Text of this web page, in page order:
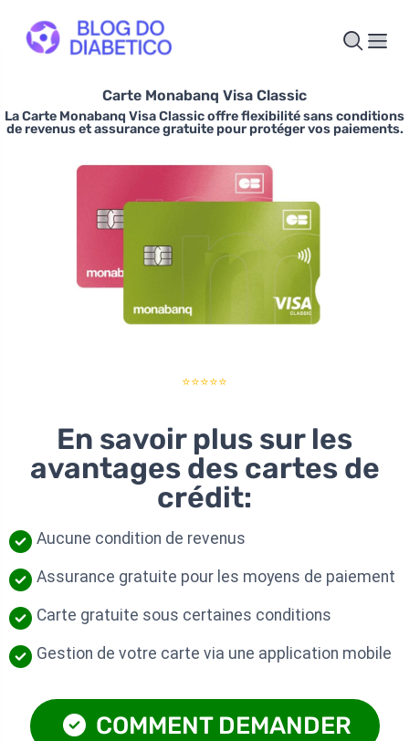
Carte Monabanq Visa Classic
La Carte Monabanq Visa Classic offre flexibilité sans conditions
de revenus et assurance gratuite pour protéger vos paiements.
⭐⭐⭐⭐⭐
En savoir plus sur les
avantages des cartes de
crédit:
Aucune condition de revenus
Assurance gratuite pour les moyens de paiement
Carte gratuite sous certaines conditions
Gestion de votre carte via une application mobile
COMMENT DEMANDER